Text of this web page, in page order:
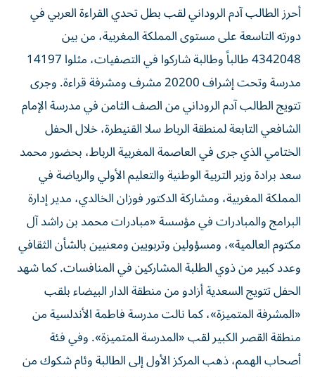
أحرز الطالب آدم الروداني لقب بطل تحدي القراءة العربي في
دورته التاسعة على مستوى المملكة المغربية، من بين
4342048 طالباً وطالبة شاركوا في التصفيات، مثلوا 14197
مدرسة وتحت إشراف 20200 مشرف ومشرفة قراءة. وجرى
تتويج الطالب آدم الروداني من الصف الثامن في مدرسة الإمام
الشافعي التابعة لمنطقة الرباط سلا القنيطرة، خلال الحفل
الختامي الذي جرى في العاصمة المغربية الرباط، بحضور محمد
سعد برادة وزير التربية الوطنية والتعليم الأولي والرياضة في
المملكة المغربية، ومشاركة الدكتور فوزان الخالدي، مدير إدارة
البرامج والمبادرات في مؤسسة «مبادرات محمد بن راشد آل
مكتوم العالمية»، ومسؤولين وتربويين ومعنيين بالشأن الثقافي
وعدد كبير من ذوي الطلبة المشاركين في المنافسات. كما شهد
الحفل تتويج السعدية أزادو من منطقة الدار البيضاء بلقب
«المشرفة المتميزة»، كما نالت مدرسة فاطمة الأندلسية من
منطقة القصر الكبير لقب «المدرسة المتميزة». وفي فئة
أصحاب الهمم، ذهب المركز الأول إلى الطالبة وئام شكوك من